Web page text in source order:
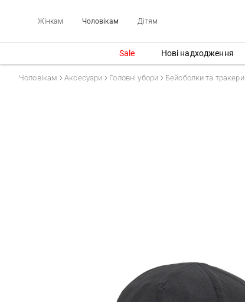
Жінкам Чоловікам Дітям
Sale Нові надходження
Чоловікам Аксесуари Головні убори Бейсболки та тракери